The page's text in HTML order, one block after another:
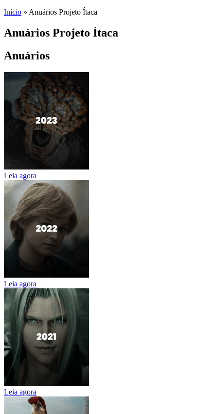
Início » Anuários Projeto Ítaca
Anuários Projeto Ítaca
Anuários
Leia agora
Leia agora
Leia agora